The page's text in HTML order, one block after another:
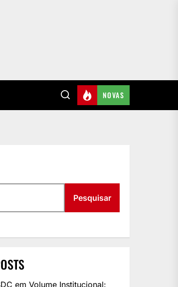
NOVAS
Pesquisar
em Volume Institucional: